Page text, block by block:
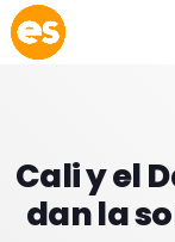
play_arrow EMISIÓN
play_arrow EMISIÓN
Cali y el
dan la